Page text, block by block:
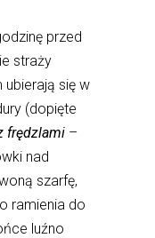
przed
straży
się w
(dopięte
frędzlami –
nad
szarfę,
ramienia do
luźno